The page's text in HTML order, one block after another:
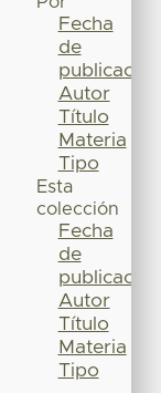
Fecha
de
publicación
Autor
Título
Materia
Tipo
Esta
colección
Fecha
de
publicación
Autor
Título
Materia
Tipo